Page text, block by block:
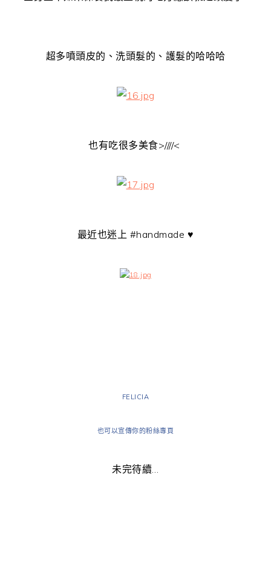
超多噴頭皮的、洗頭髮的、護髮的哈哈哈
也有吃很多美食>////<
最近也迷上 #handmade ♥
FELICIA
也可以宣傳你的粉絲專頁
未完待續…